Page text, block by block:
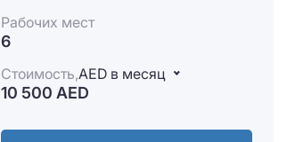
Рабочих мест
6
Стоимость,AED в месяц
10 500 AED